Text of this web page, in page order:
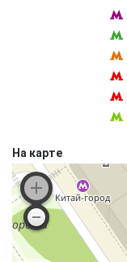
На карте